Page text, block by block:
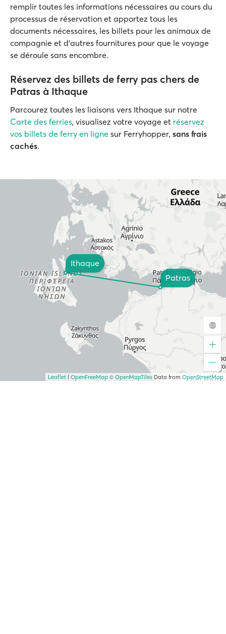
remplir toutes les informations nécessaires au cours du
processus de réservation et apportez tous les
documents nécessaires, les billets pour les animaux de
compagnie et d'autres fournitures pour que le voyage
se déroule sans encombre.
Réservez des billets de ferry pas chers de
Patras à Ithaque
Parcourez toutes les liaisons vers Ithaque sur notre
Carte des ferries, visualisez votre voyage et réservez
vos billets de ferry en ligne sur Ferryhopper, sans frais
cachés.
Patras
Ithaque
Leaflet OpenFreeMap © OpenMapTiles Data from OpenStreetMap